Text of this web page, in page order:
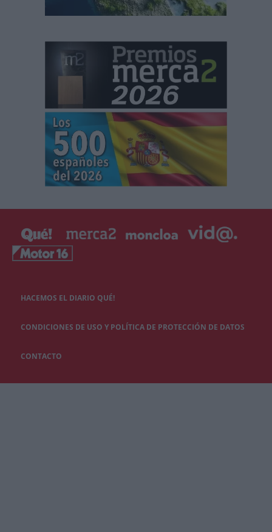
HACEMOS EL DIARIO QUÉ!
CONDICIONES DE USO Y POLÍTICA DE PROTECCIÓN DE DATOS
CONTACTO